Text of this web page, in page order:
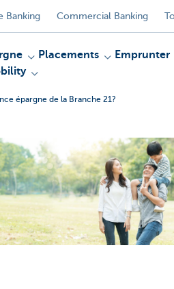
Banking Commercial Banking
Placements Emprunter
épargne de la Branche 21?